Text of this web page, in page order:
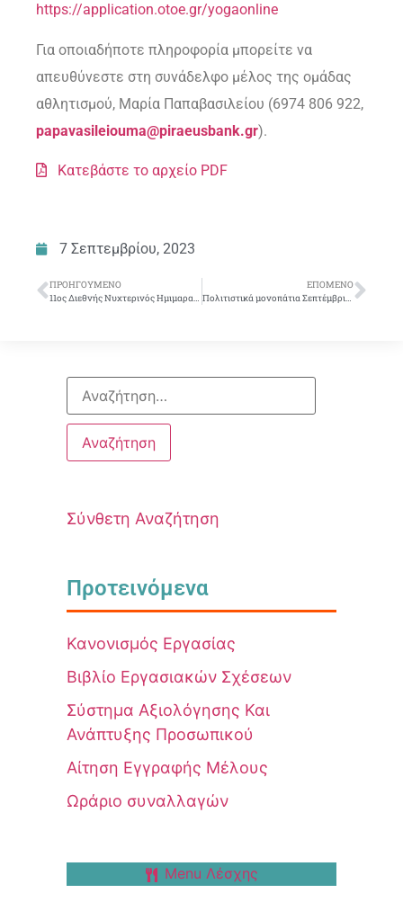
https://application.otoe.gr/yogaonline
Για οποιαδήποτε πληροφορία μπορείτε να
απευθύνεστε στη συνάδελφο μέλος της ομάδας
αθλητισμού, Μαρία Παπαβασιλείου (6974 806 922,
papavasileiouma@piraeusbank.gr).
Κατεβάστε το αρχείο PDF
7 Σεπτεμβρίου, 2023
ΠΡΟΗΓΟΎΜΕΝΟ
11ος Διεθνής Νυχτερινός Ημιμαραθώνιος Θεσσαλονίκης Σάββατο 21 Οκτωβρίου 2023
ΕΠΌΜΕΝΟ
Πολιτιστικά μονοπάτια Σεπτέμβριος – Οκτώβριος 2023
Σύνθετη Αναζήτηση
Προτεινόμενα
Κανονισμός Εργασίας
Βιβλίο Εργασιακών Σχέσεων
Σύστημα Αξιολόγησης Και
Ανάπτυξης Προσωπικού
Αίτηση Εγγραφής Μέλους
Ωράριο συναλλαγών
Menu Λέσχης